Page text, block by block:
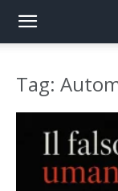
Tag: